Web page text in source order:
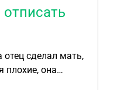
сделал мать,
плохие, она
сейчас,